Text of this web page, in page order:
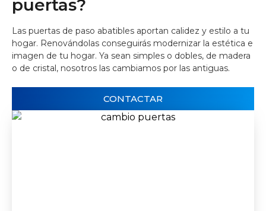
puertas?
Las puertas de paso abatibles aportan calidez y estilo a tu
hogar. Renovándolas conseguirás modernizar la estética e
imagen de tu hogar. Ya sean simples o dobles, de madera
o de cristal, nosotros las cambiamos por las antiguas.
CONTACTAR